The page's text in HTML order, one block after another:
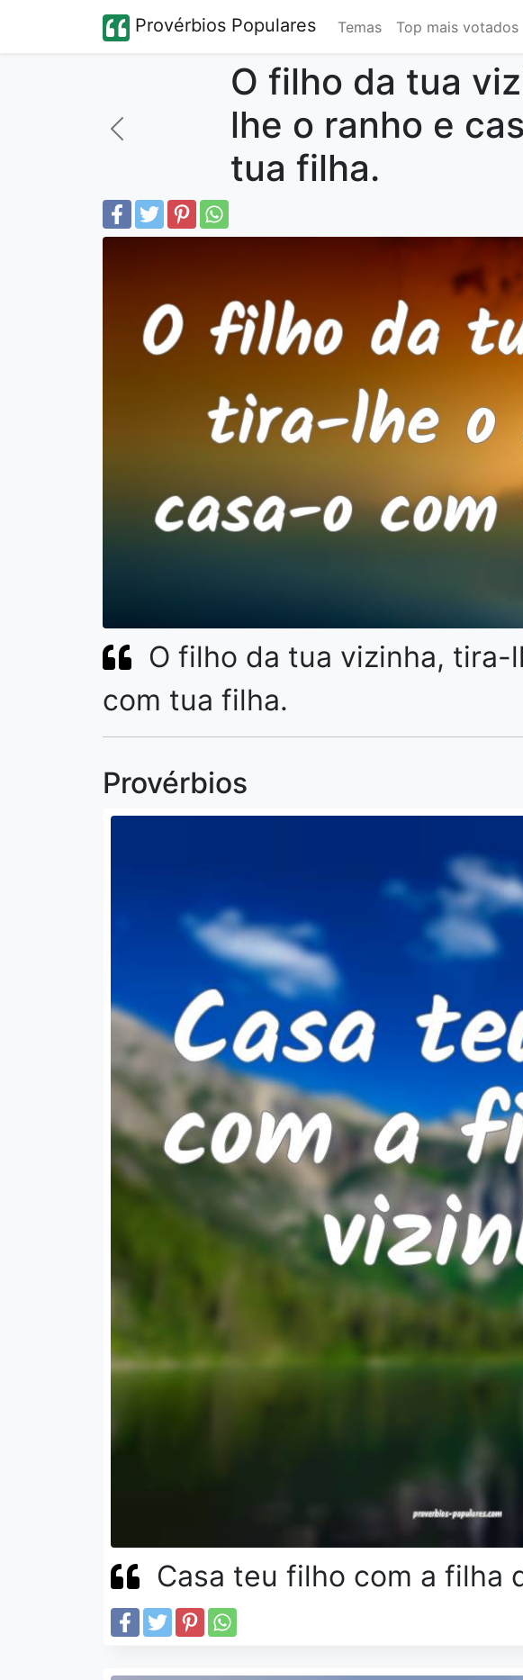
Provérbios Populares Temas Top mais votados
O filho da tua
lhe o ranho e
tua filha.
O filho da tua vizinha, tira-
com tua filha.
Provérbios
Casa teu filho com a filha